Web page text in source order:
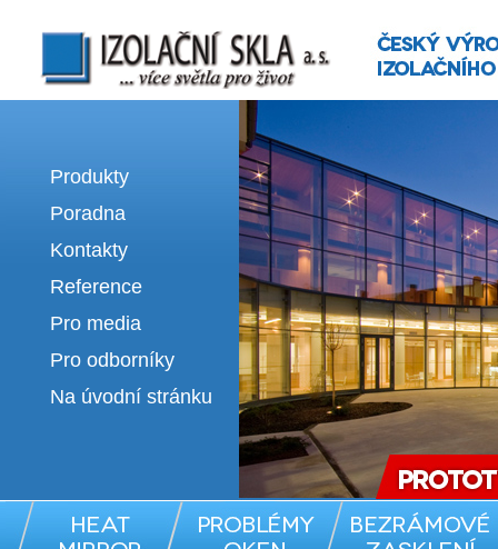
Izolační skla | výroba izolačních sklel
Produkty
Poradna
Kontakty
Reference
Pro media
Pro odborníky
Na úvodní stránku